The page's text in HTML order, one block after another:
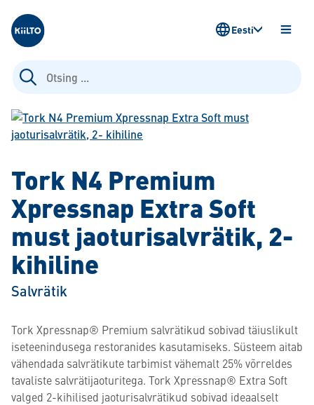
Kiilto Estonia
Otsi:
AVA
Eesti
Tork N4 Premium
Xpressnap Extra Soft
must jaoturisalvrätik, 2-
kihiline
Salvrätik
Tork Xpressnap® Premium salvrätikud sobivad täiuslikult
iseteenindusega restoranides kasutamiseks. Süsteem aitab
vähendada salvrätikute tarbimist vähemalt 25% võrreldes
tavaliste salvrätijaoturitega. Tork Xpressnap® Extra Soft
valged 2-kihilised jaoturisalvrätikud sobivad ideaalselt